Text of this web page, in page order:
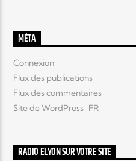
MÉTA
Connexion
Flux des publications
Flux des commentaires
Site de WordPress-FR
RADIO ELYON SUR VOTRE SITE